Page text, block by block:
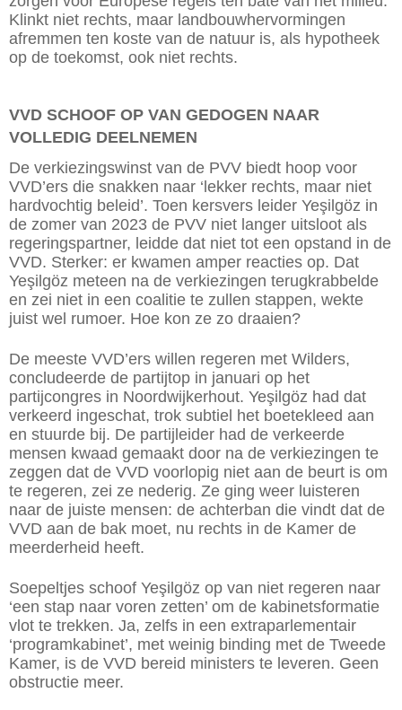
Klinkt niet rechts, maar landbouwhervormingen
afremmen ten koste van de natuur is, als hypotheek
op de toekomst, ook niet rechts.
VVD SCHOOF OP VAN GEDOGEN NAAR
VOLLEDIG DEELNEMEN
De verkiezingswinst van de PVV biedt hoop voor
VVD’ers die snakken naar ‘lekker rechts, maar niet
hardvochtig beleid’. Toen kersvers leider Yeşilgöz in
de zomer van 2023 de PVV niet langer uitsloot als
regeringspartner, leidde dat niet tot een opstand in de
VVD. Sterker: er kwamen amper reacties op. Dat
Yeşilgöz meteen na de verkiezingen terugkrabbelde
en zei niet in een coalitie te zullen stappen, wekte
juist wel rumoer. Hoe kon ze zo draaien?
De meeste VVD’ers willen regeren met Wilders,
concludeerde de partijtop in januari op het
partijcongres in Noordwijkerhout. Yeşilgöz had dat
verkeerd ingeschat, trok subtiel het boetekleed aan
en stuurde bij. De partijleider had de verkeerde
mensen kwaad gemaakt door na de verkiezingen te
zeggen dat de VVD voorlopig niet aan de beurt is om
te ­regeren, zei ze nederig. Ze ging weer luisteren
naar de juiste mensen: de achterban die vindt dat de
VVD aan de bak moet, nu rechts in de Kamer de
meerderheid heeft.
Soepeltjes schoof Yeşilgöz op van niet regeren naar
‘een stap naar voren zetten’ om de kabinetsformatie
vlot te trekken. Ja, zelfs in een extraparlementair
‘programkabinet’, met weinig binding met de Tweede
Kamer, is de VVD bereid ministers te leveren. Geen
obstructie meer.